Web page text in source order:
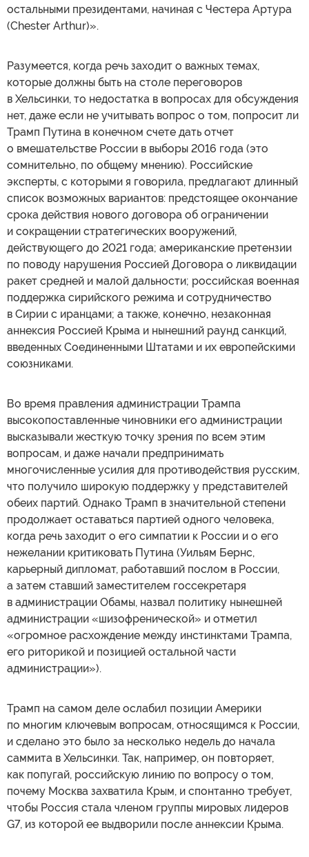
остальными президентами, начиная с Честера Артура
(Chester Arthur)».
Разумеется, когда речь заходит о важных темах,
которые должны быть на столе переговоров
в Хельсинки, то недостатка в вопросах для обсуждения
нет, даже если не учитывать вопрос о том, попросит ли
Трамп Путина в конечном счете дать отчет
о вмешательстве России в выборы 2016 года (это
сомнительно, по общему мнению). Российские
эксперты, с которыми я говорила, предлагают длинный
список возможных вариантов: предстоящее окончание
срока действия нового договора об ограничении
и сокращении стратегических вооружений,
действующего до 2021 года; американские претензии
по поводу нарушения Россией Договора о ликвидации
ракет средней и малой дальности; российская военная
поддержка сирийского режима и сотрудничество
в Сирии с иранцами; а также, конечно, незаконная
аннексия Россией Крыма и нынешний раунд санкций,
введенных Соединенными Штатами и их европейскими
союзниками.
Во время правления администрации Трампа
высокопоставленные чиновники его администрации
высказывали жесткую точку зрения по всем этим
вопросам, и даже начали предпринимать
многочисленные усилия для противодействия русским,
что получило широкую поддержку у представителей
обеих партий. Однако Трамп в значительной степени
продолжает оставаться партией одного человека,
когда речь заходит о его симпатии к России и о его
нежелании критиковать Путина (Уильям Бернс,
карьерный дипломат, работавший послом в России,
а затем ставший заместителем госсекретаря
в администрации Обамы, назвал политику нынешней
администрации «шизофренической» и отметил
«огромное расхождение между инстинктами Трампа,
его риторикой и позицией остальной части
администрации»).
Трамп на самом деле ослабил позиции Америки
по многим ключевым вопросам, относящимся к России,
и сделано это было за несколько недель до начала
саммита в Хельсинки. Так, например, он повторяет,
как попугай, российскую линию по вопросу о том,
почему Москва захватила Крым, и спонтанно требует,
чтобы Россия стала членом группы мировых лидеров
G7, из которой ее выдворили после аннексии Крыма.